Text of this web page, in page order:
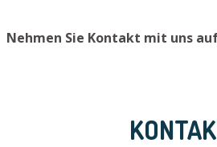
Nehmen Sie Kontakt mit uns